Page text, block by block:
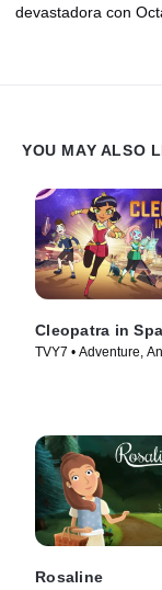
devastadora con
YOU MAY ALSO
Cleopatra in
TVY7 • Adventure,
Rosaline